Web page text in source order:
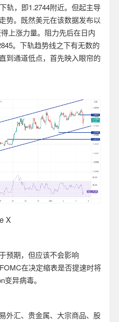
轨，即1.2744附近。但起主导
势。既然美元在该数据发布以
上涨力量。阻力先后在日内
。下轨趋势线之下有无数的
到通道低点，首先映入眼帘的
X
预期，但应该不会影响
FOMC在决定缩表是否提速时将
变异病毒。
外汇、贵金属、大宗商品、股